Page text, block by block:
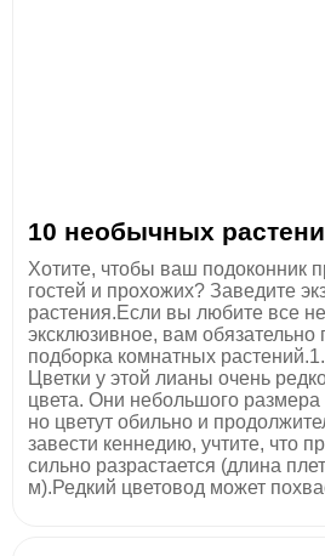
10 необычных
Хотите, чтобы ваш подоконник
гостей и прохожих? Заведите
растения.Если вы любите все
эксклюзивное, вам
подборка комнатных
Цветки у этой лианы очень
цвета. Они небольшого
но цветут обильно и
завести кеннедию, учтите, что
сильно разрастается (длина
м).Редкий цветовод может